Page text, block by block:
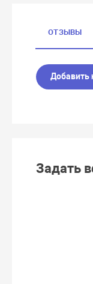
ОТЗЫВЫ
Добавить
Задать